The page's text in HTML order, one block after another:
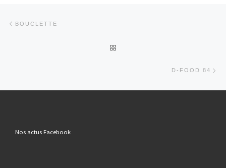
BOUCLETTE
D-FOOD 84
Nos actus Facebook